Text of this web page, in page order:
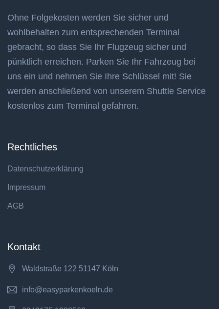
Ohne Folgekosten werden Sie sicher und
wohlbehalten zum entsprechenden Terminal
gebracht, so dass Sie Ihr Flugzeug sicher und
pünktlich erreichen. Parken Sie Ihr Fahrzeug bei
uns ein und nehmen Sie Ihre Schlüssel mit! Sie
werden anschließend von unserem Shuttle Service
kostenlos zum Terminal gefahren.
Rechtliches
Datenschutzerklärung
Impressum
AGB
Kontakt
Waldstraße 122 51147 Köln
info@easyparkenkoeln.de